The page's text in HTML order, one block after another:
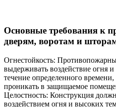
Основные требования к
дверям, воротам и
Огнестойкость:
выдерживать воздействие огня
течение определенного
проникать в защищаемое
Целостность: Конструкция
воздействием огня и высоких